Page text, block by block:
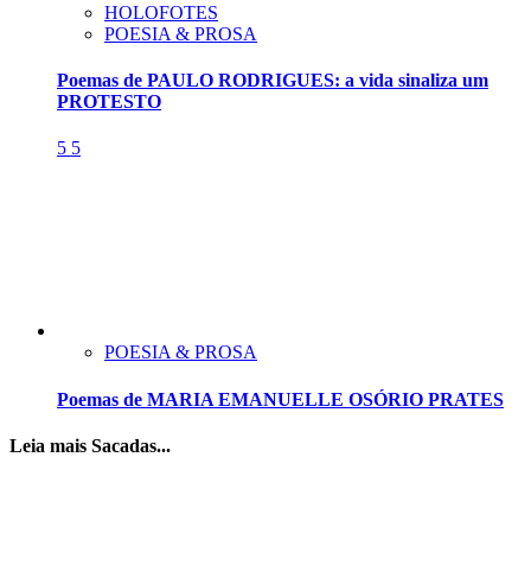
HOLOFOTES
POESIA & PROSA
Poemas de PAULO RODRIGUES: a vida sinaliza um
PROTESTO
5 5
POESIA & PROSA
Poemas de MARIA EMANUELLE OSÓRIO PRATES
Leia mais Sacadas...